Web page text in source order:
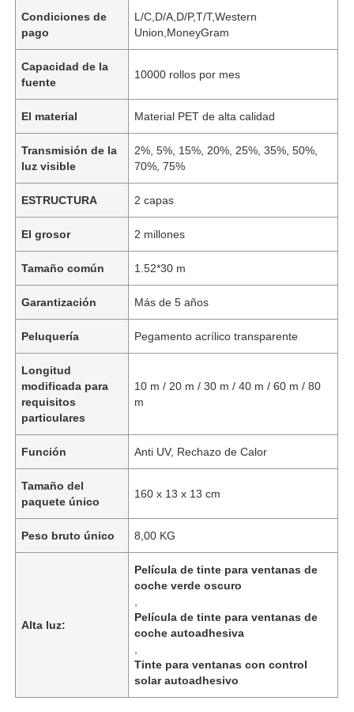
Condiciones de
pago
L/C,D/A,D/P,T/T,Western
Union,MoneyGram
Capacidad de la
fuente
10000 rollos por mes
El material Material PET de alta calidad
Transmisión de la
luz visible
2%, 5%, 15%, 20%, 25%, 35%, 50%,
70%, 75%
ESTRUCTURA 2 capas
El grosor 2 millones
Tamaño común 1.52*30 m
Garantización Más de 5 años
Peluquería Pegamento acrílico transparente
Longitud
modificada para
requisitos
particulares
10 m / 20 m / 30 m / 40 m / 60 m / 80
m
Función Anti UV, Rechazo de Calor
Tamaño del
paquete único
160 x 13 x 13 cm
Peso bruto único 8,00 KG
Alta luz:
Película de tinte para ventanas de
coche verde oscuro
Película de tinte para ventanas de
coche autoadhesiva
Tinte para ventanas con control
solar autoadhesivo